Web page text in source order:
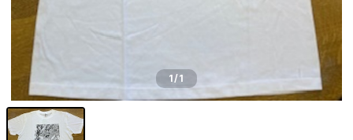
1/1